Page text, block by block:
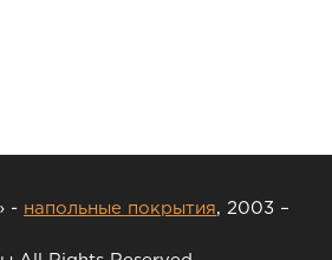
- напольные покрытия, 2003 –